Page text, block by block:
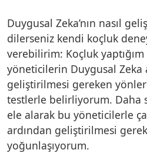
Duygusal Zeka’nın nasıl
dilerseniz kendi koçluk
verebilirim: Koçluk
yöneticilerin Duygusal Zeka
geliştirilmesi gereken
testlerle belirliyorum. Daha
ele alarak bu yöneticilerle
ardından geliştirilmesi
yoğunlaşıyorum.